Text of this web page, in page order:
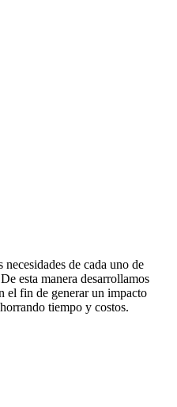
de cada uno de
esta manera desarrollamos
el fin de generar un impacto
tiempo y costos.